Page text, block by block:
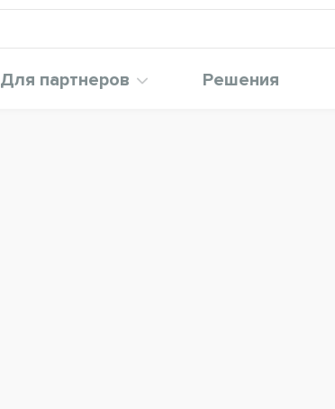
Для партнеров Решения